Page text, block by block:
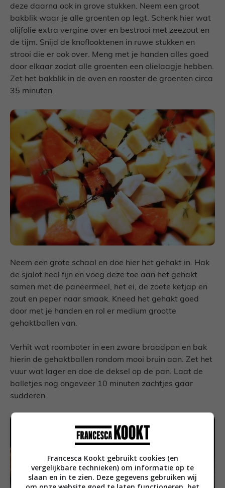
deze daarna ook in grove stukken. Neem een groot
bakblik waar je alle groenten op legt. Schenk hier wat
olijfolie extra vergine over en bestrooi met zeezout en
de tijm. Snijd de knoflooktenen in ruwe stukken en
strooi die er ook over. Meng met je handen alles goed
door elkaar zodat alle groenten een olielaagje hebben.
Zet het bakblik in de oven en rooster de groenten circa
35 minuten.
Neem een grote schaal en doe hier het gehakt in. Hak
de sjalot heel fijn en voeg deze toe aan het gehakt
samen met de paneermeel, het ei, de zoete ketjap en
zout en peper naar smaak. Kneed het gehakt goed
door met je handen en rol er medium grootte
gehaktballen van.
Verhit wat roomboter in een zware braadpan en bak
hierin de gehaktballen rondom mooi bruin aan. Zet het
vuur wat lager en doe de deksel op de pan. Laat de
balletjes nog ongeveer 10 minuten zachtjes gaar
sudderen.
Francesca Kookt gebruikt cookies (en
vergelijkbare technieken) om informatie op te
slaan en in te zien. Deze gegevens gebruiken wij